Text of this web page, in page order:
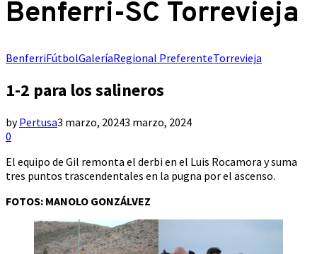
Benferri-SC Torrevieja
BenferriFútbolGaleríaRegional PreferenteTorrevieja
1-2 para los salineros
byPertusa3 marzo, 20243 marzo, 2024
0
El equipo de Gil remonta el derbi en el Luis Rocamora y suma
tres puntos trascendentales en la pugna por el ascenso.
FOTOS: MANOLO GONZÁLVEZ